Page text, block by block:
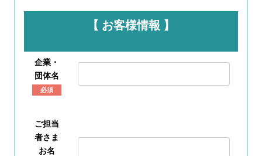
【 お客様情報 】
企業・
団体名
必須
ご担当
者さま
お名